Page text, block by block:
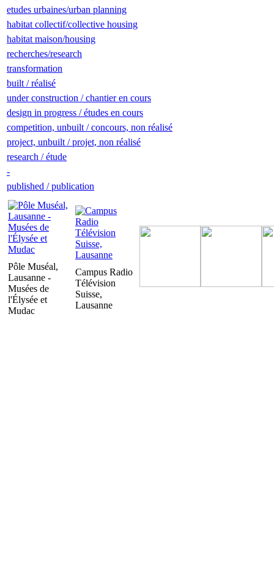
etudes urbaines/urban planning
habitat collectif/collective housing
habitat maison/housing
recherches/research
transformation
built / réalisé
under construction / chantier en cours
design in progress / études en cours
competition, unbuilt / concours, non réalisé
project, unbuilt / projet, non réalisé
research / étude
-
published / publication
Pôle Muséal,
Lausanne -
Musées de
l'Élysée et
Mudac
Campus Radio
Télévision
Suisse,
Lausanne